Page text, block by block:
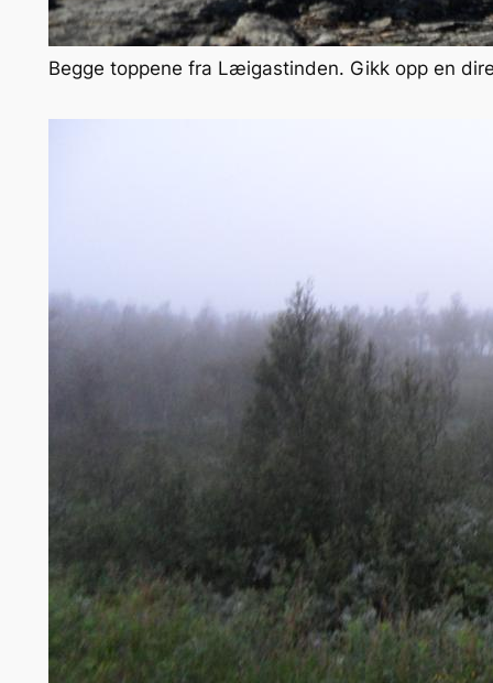
Begge toppene fra Læigastinden. Gikk opp en